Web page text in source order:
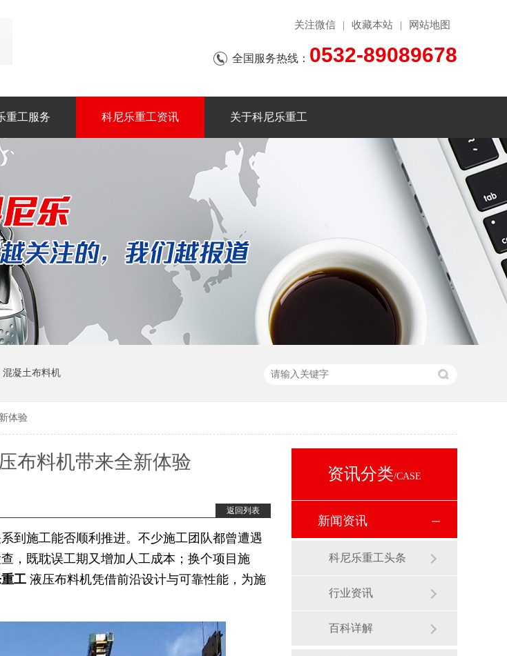
关注微信 收藏本站 网站地图
全国服务热线： 0532-89089678
重工服务 科尼乐重工资讯 关于科尼乐重工
混凝土布料机
体验
布料机带来全新体验
返回列表
到施工能否顺利推进。不少施工团队都曾遭遇
，既耽误工期又增加人工成本；换个项目施
工 液压布料机凭借前沿设计与可靠性能，为施
资讯分类/CASE
新闻资讯
科尼乐重工头条
行业资讯
百科详解